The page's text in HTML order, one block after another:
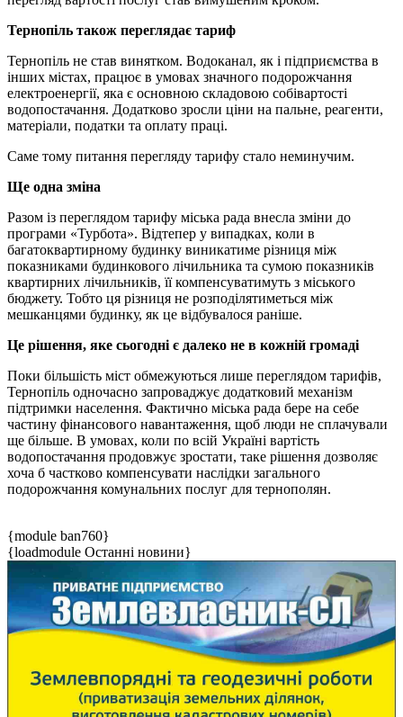
Тернопіль також переглядає тариф
Тернопіль не став винятком. Водоканал, як і підприємства в
інших містах, працює в умовах значного подорожчання
електроенергії, яка є основною складовою собівартості
водопостачання. Додатково зросли ціни на пальне, реагенти,
матеріали, податки та оплату праці.
Саме тому питання перегляду тарифу стало неминучим.
Ще одна зміна
Разом із переглядом тарифу міська рада внесла зміни до
програми «Турбота». Відтепер у випадках, коли в
багатоквартирному будинку виникатиме різниця між
показниками будинкового лічильника та сумою показників
квартирних лічильників, її компенсуватимуть з міського
бюджету. Тобто ця різниця не розподілятиметься між
мешканцями будинку, як це відбувалося раніше.
Це рішення, яке сьогодні є далеко не в кожній громаді
Поки більшість міст обмежуються лише переглядом тарифів,
Тернопіль одночасно запроваджує додатковий механізм
підтримки населення. Фактично міська рада бере на себе
частину фінансового навантаження, щоб люди не сплачували
ще більше. В умовах, коли по всій Україні вартість
водопостачання продовжує зростати, таке рішення дозволяє
хоча б частково компенсувати наслідки загального
подорожчання комунальних послуг для тернополян.
{module ban760}
{loadmodule Останні новини}